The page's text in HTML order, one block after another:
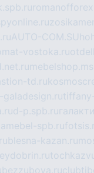
AUTO-COM.SU
vostoka.ru
td.ru
d-p.spb.ru
spb.ru
blesna-kazan.ru
bezzubova.ru